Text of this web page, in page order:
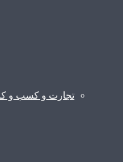
تجارت و کسب و